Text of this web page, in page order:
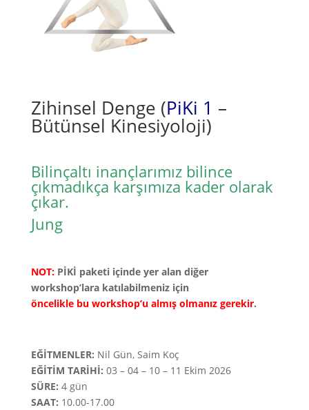
Zihinsel Denge (PiKi 1 –
Bütünsel Kinesiyoloji)
Bilinçaltı inançlarımız bilince
çıkmadıkça karşımıza kader olarak
çıkar.
Jung
NOT: PİKİ paketi içinde yer alan diğer
workshop’lara katılabilmeniz için
öncelikle bu workshop’u almış olmanız gerekir.
EĞİTMENLER: Nil Gün, Saim Koç
EĞİTİM TARİHİ: 03 – 04 – 10 – 11 Ekim 2026
SÜRE: 4 gün
SAAT: 10.00-17.00